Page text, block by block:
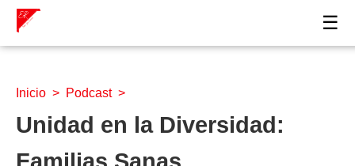
☰
Inicio > Podcast>
Unidad en la Diversidad: